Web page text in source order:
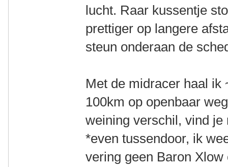
lucht. Raar kussentje
prettiger op langere
steun onderaan de
Met de midracer haal ik
100km op openbaar
weining verschil, vind je
*even tussendoor, ik
vering geen Baron